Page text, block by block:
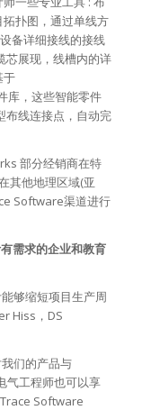
扑图，通过单线方
备详细接线的接线
芯展现，线槽内的详
于
库，这些智能零件
布线连接点，自动完
部分经销商在特
其他地理区域(亚
Software渠道进行
需求的企业和教育
够缩短项目生产周
Hiss，DS
们的产品与
气工程师也可以享
Software